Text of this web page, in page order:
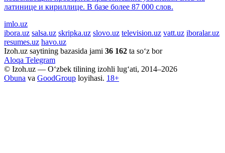
латинице и кириллице. В базе более 87 000 слов.
imlo.uz
ibora.uz salsa.uz skripka.uz slovo.uz television.uz vatt.uz iboralar.uz
resumes.uz havo.uz
Izoh.uz saytining bazasida jami 36 162 ta so‘z bor
Aloqa Telegram
© Izoh.uz — O‘zbek tilining izohli lug‘ati, 2014–2026
Obuna va GoodGroup loyihasi. 18+